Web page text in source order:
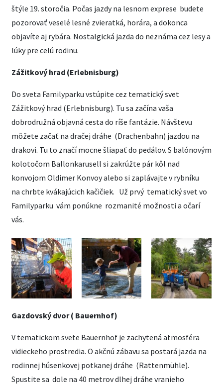
štýle 19. storočia. Počas jazdy na lesnom exprese budete
pozorovať veselé lesné zvieratká, horára, a dokonca
objavíte aj rybára. Nostalgická jazda do neznáma cez lesy a
lúky pre celú rodinu.
Zážitkový hrad (Erlebnisburg)
Do sveta Familyparku vstúpite cez tematický svet
Zážitkový hrad (Erlebnisburg). Tu sa začína vaša
dobrodružná objavná cesta do ríše fantázie. Návštevu
môžete začať na dračej dráhe (Drachenbahn) jazdou na
drakovi. Tu to značí mocne šliapať do pedálov. S balónovým
kolotočom Ballonkarusell si zakrúžte pár kôl nad
konvojom Oldimer Konvoy alebo si zaplávajte v rybníku
na chrbte kvákajúcich kačičiek. Už prvý tematický svet vo
Familyparku vám ponúkne rozmanité možnosti a očarí
vás.
Gazdovský dvor ( Bauernhof)
V tematickom svete Bauernhof je zachytená atmosféra
vidieckeho prostredia. O akčnú zábavu sa postará jazda na
rodinnej húsenkovej potkanej dráhe (Rattenmühle).
Spustite sa dole na 40 metrov dlhej dráhe vranieho